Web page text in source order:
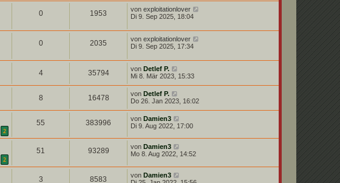
0 1953 von exploitationlover
Di 9. Sep 2025, 18:04
0 2035 von exploitationlover
Di 9. Sep 2025, 17:34
4 35794 von Detlef P.
Mi 8. Mär 2023, 15:33
8 16478 von Detlef P.
Do 26. Jan 2023, 16:02
2
55 383996 von Damien3
Di 9. Aug 2022, 17:00
2
51 93289 von Damien3
Mo 8. Aug 2022, 14:52
3 8583 von Damien3